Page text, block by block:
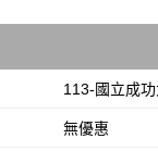
113-國立成
無優惠